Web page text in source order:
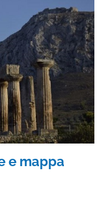
e mappa